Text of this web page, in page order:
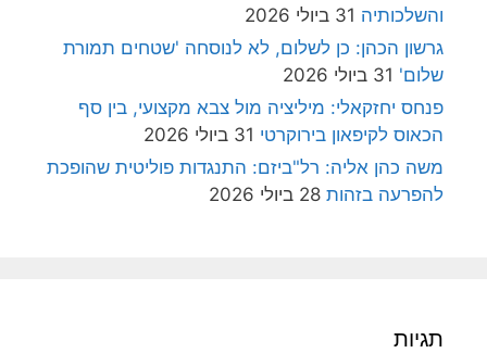
והשלכותיה 31 ביולי 2026
גרשון הכהן: כן לשלום, לא לנוסחה 'שטחים תמורת
שלום' 31 ביולי 2026
פנחס יחזקאלי: מיליציה מול צבא מקצועי, בין סף
הכאוס לקיפאון בירוקרטי 31 ביולי 2026
משה כהן אליה: רל"ביזם: התנגדות פוליטית שהופכת
להפרעה בזהות 28 ביולי 2026
תגיות